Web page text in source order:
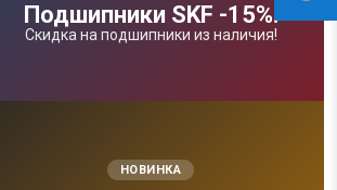
Подшипники SKF -15%!
Скидка на подшипники из наличия!
НОВИНКА